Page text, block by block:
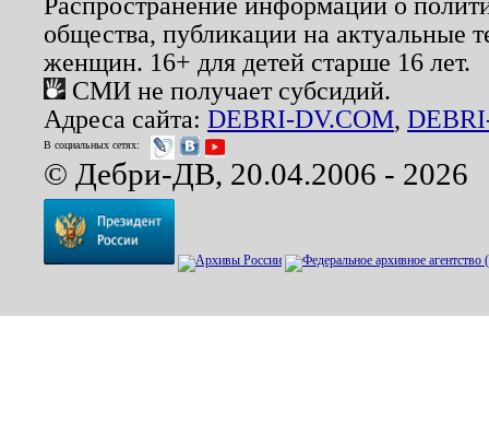
общества, публикации на актуальные
женщин. 16+ для детей старше 16 лет.
СМИ не получает субсидий.
Адреса сайта: DEBRI-DV.COM,
В социальных сетях:
© Дебри-ДВ, 20.04.2006 - 2026